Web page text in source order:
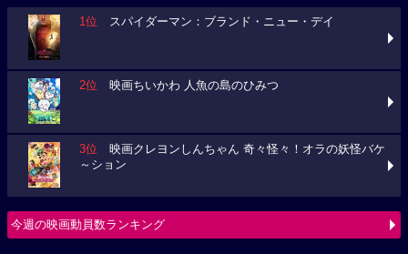
1位 スパイダーマン：ブランド・ニュー・デイ
2位 映画ちいかわ 人魚の島のひみつ
3位 映画クレヨンしんちゃん 奇々怪々！オラの妖怪バケ
～ション
今週の映画動員数ランキング